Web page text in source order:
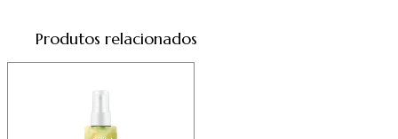
Produtos relacionados